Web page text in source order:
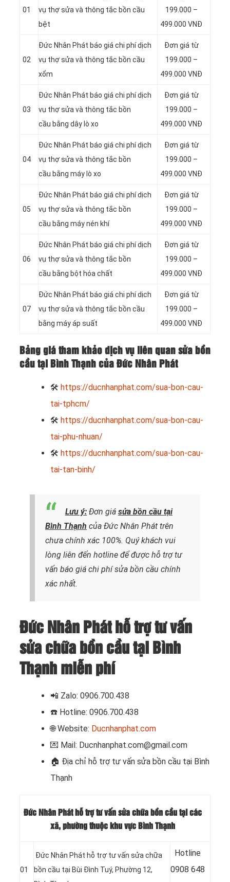
01
vụ thợ sửa và thông tắc bồn cầu
bệt
199.000 –
499.000 VNĐ
02
Đức Nhân Phát báo giá chi phí dịch
vụ thợ sửa và thông tắc bồn cầu
xổm
Đơn giá từ
199.000 –
499.000 VNĐ
03
Đức Nhân Phát báo giá chi phí dịch
vụ thợ sửa và thông tắc bồn
cầu bằng dây lò xo
Đơn giá từ
199.000 –
499.000 VNĐ
04
Đức Nhân Phát báo giá chi phí dịch
vụ thợ sửa và thông tắc bồn
cầu bằng máy lò xo
Đơn giá từ
199.000 –
499.000 VNĐ
05
Đức Nhân Phát báo giá chi phí dịch
vụ thợ sửa và thông tắc bồn
cầu bằng máy nén khí
Đơn giá từ
199.000 –
499.000 VNĐ
06
Đức Nhân Phát báo giá chi phí dịch
vụ thợ sửa và thông tắc bồn
cầu bằng bột hóa chất
Đơn giá từ
199.000 –
499.000 VNĐ
07
Đức Nhân Phát báo giá chi phí dịch
vụ thợ sửa và thông tắc bồn cầu
bằng máy áp suất
Đơn giá từ
199.000 –
499.000 VNĐ
Bảng giá tham khảo dịch vụ liên quan sửa bồn
cầu tại Bình Thạnh của Đức Nhân Phát
🛠 https://ducnhanphat.com/sua-bon-cau-
tai-tphcm/
🛠 https://ducnhanphat.com/sua-bon-cau-
tai-phu-nhuan/
🛠 https://ducnhanphat.com/sua-bon-cau-
tai-tan-binh/
Lưu ý: Đơn giá sửa bồn cầu tại
Bình Thạnh của Đức Nhân Phát trên
chưa chính xác 100%. Quý khách vui
lòng liên đến hotline để được hỗ trợ tư
vấn báo giá chi phí sửa bồn cầu chính
xác nhất.
Đức Nhân Phát hỗ trợ tư vấn
sửa chữa bồn cầu tại Bình
Thạnh miễn phí
📲 Zalo: 0906.700.438
☎️ Hotline: 0906.700.438
🌐 Website: Ducnhanphat.com
💌 Mail: Ducnhanphat.com@gmail.com
🏠 Địa chỉ hỗ trợ tư vấn sửa bồn cầu tại Bình
Thạnh
Đức Nhân Phát hỗ trợ tư vấn sửa chữa bồn cầu tại các
xã, phường thuộc khu vực Bình Thạnh
01
Đức Nhân Phát hỗ trợ tư vấn sửa chữa
bồn cầu tại Bùi Đình Tuý, Phường 12,
Hotline
0908 648